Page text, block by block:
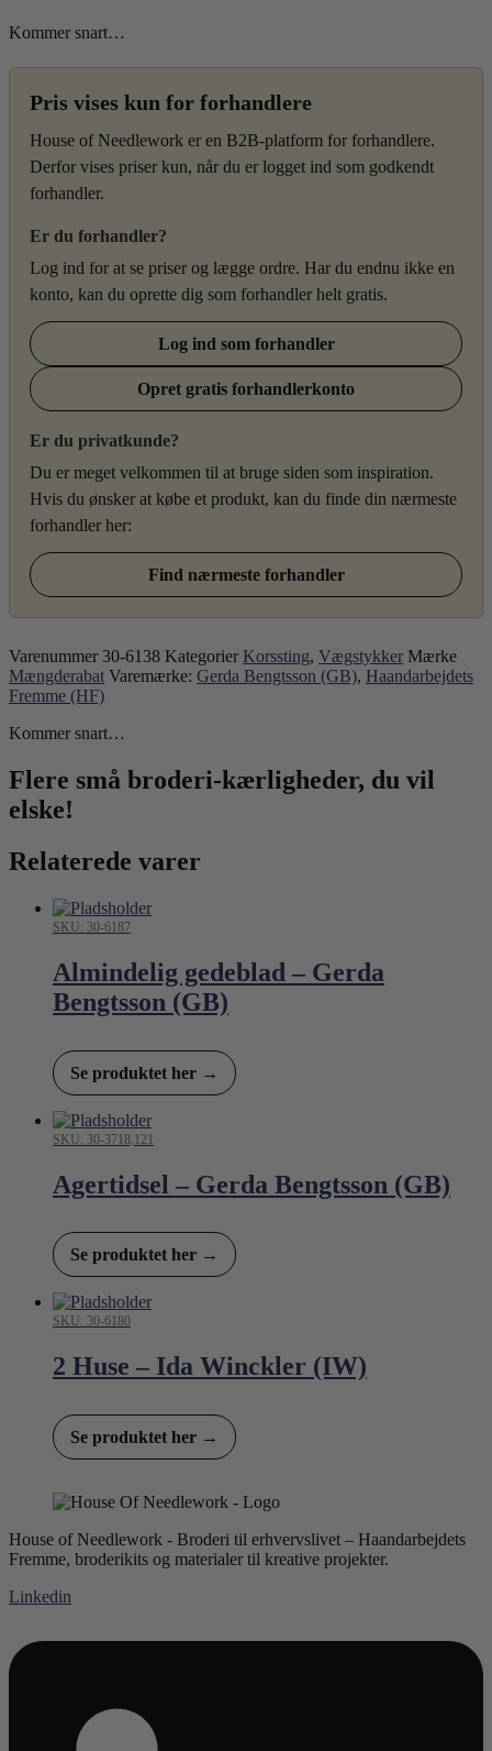
Kommer snart…
Pris vises kun for forhandlere
House of Needlework er en B2B-platform for forhandlere.
Derfor vises priser kun, når du er logget ind som godkendt
forhandler.
Er du forhandler?
Log ind for at se priser og lægge ordre. Har du endnu ikke en
konto, kan du oprette dig som forhandler helt gratis.
Log ind som forhandler
Opret gratis forhandlerkonto
Er du privatkunde?
Du er meget velkommen til at bruge siden som inspiration.
Hvis du ønsker at købe et produkt, kan du finde din nærmeste
forhandler her:
Find nærmeste forhandler
Varenummer 30-6138 Kategorier Korssting, Vægstykker Mærke
Mængderabat Varemærke: Gerda Bengtsson (GB), Haandarbejdets
Fremme (HF)
Kommer snart…
Flere små broderi-kærligheder, du vil
elske!
Relaterede varer
SKU: 30-6187
Almindelig gedeblad – Gerda
Bengtsson (GB)
Se produktet her →
SKU: 30-3718,121
Agertidsel – Gerda Bengtsson (GB)
Se produktet her →
SKU: 30-6180
2 Huse – Ida Winckler (IW)
Se produktet her →
House of Needlework - Broderi til erhvervslivet – Haandarbejdets
Fremme, broderikits og materialer til kreative projekter.
Linkedin